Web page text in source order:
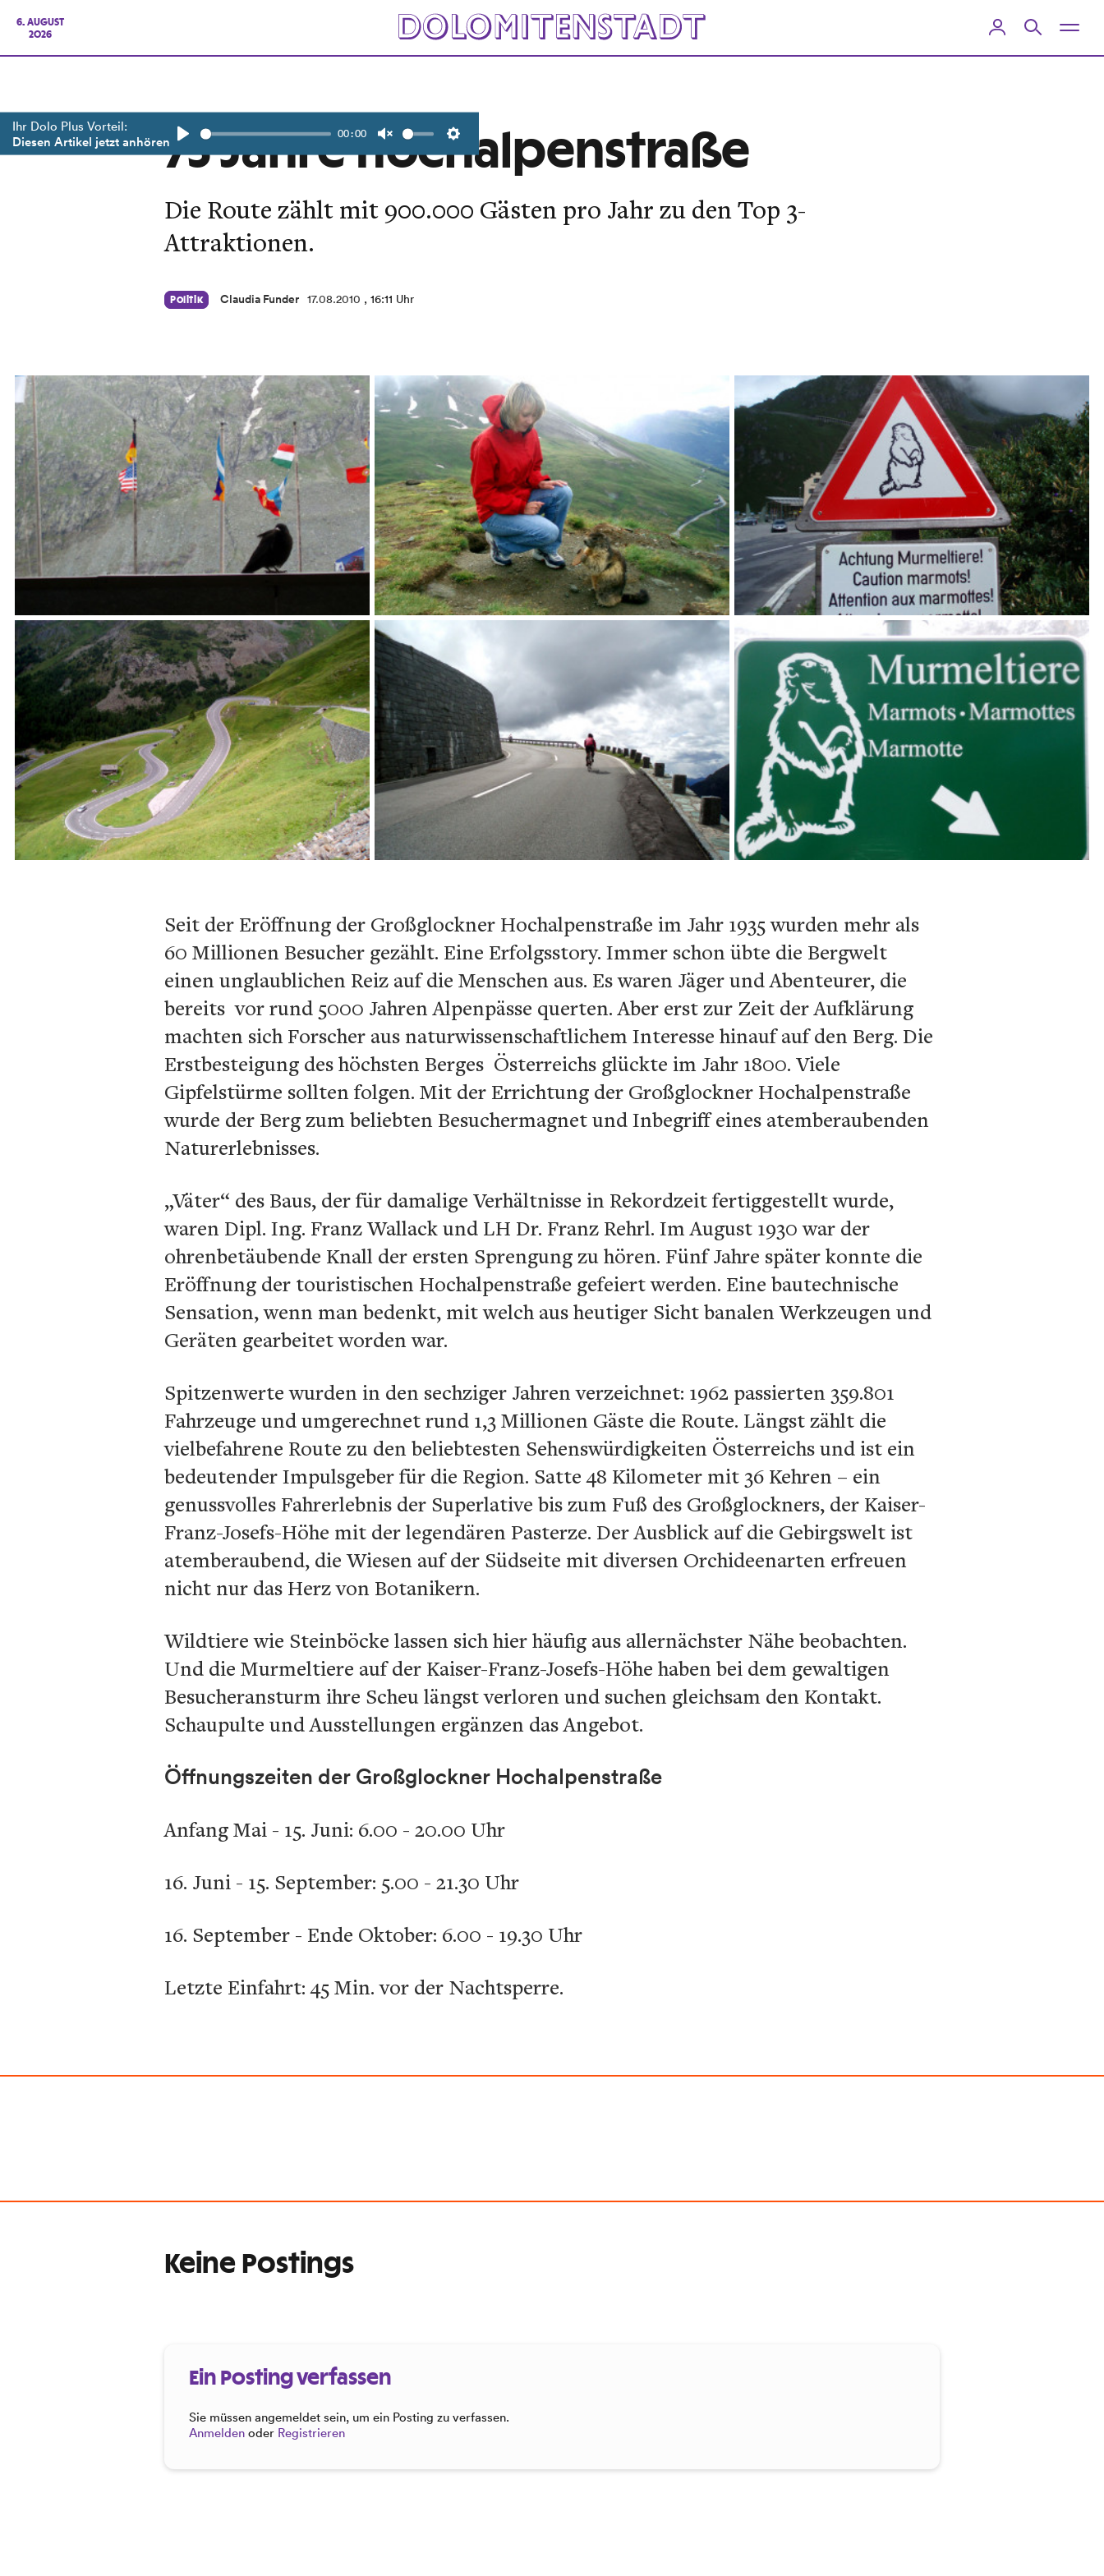
6. AUGUST
2026
Ihr Dolo Plus Vorteil:
Diesen Artikel jetzt anhören
Play
00:00
Unmute Settings
75 Jahre Hochalpenstraße
Die Route zählt mit 900.000 Gästen pro Jahr zu den Top 3-
Attraktionen.
Politik Claudia Funder 17.08.2010 , 16:11 Uhr
Seit der Eröffnung der Großglockner Hochalpenstraße im Jahr 1935 wurden mehr als
60 Millionen Besucher gezählt. Eine Erfolgsstory. Immer schon übte die Bergwelt
einen unglaublichen Reiz auf die Menschen aus. Es waren Jäger und Abenteurer, die
bereits vor rund 5000 Jahren Alpenpässe querten. Aber erst zur Zeit der Aufklärung
machten sich Forscher aus naturwissenschaftlichem Interesse hinauf auf den Berg. Die
Erstbesteigung des höchsten Berges Österreichs glückte im Jahr 1800. Viele
Gipfelstürme sollten folgen. Mit der Errichtung der Großglockner Hochalpenstraße
wurde der Berg zum beliebten Besuchermagnet und Inbegriff eines atemberaubenden
Naturerlebnisses.
„Väter“ des Baus, der für damalige Verhältnisse in Rekordzeit fertiggestellt wurde,
waren Dipl. Ing. Franz Wallack und LH Dr. Franz Rehrl. Im August 1930 war der
ohrenbetäubende Knall der ersten Sprengung zu hören. Fünf Jahre später konnte die
Eröffnung der touristischen Hochalpenstraße gefeiert werden. Eine bautechnische
Sensation, wenn man bedenkt, mit welch aus heutiger Sicht banalen Werkzeugen und
Geräten gearbeitet worden war.
Spitzenwerte wurden in den sechziger Jahren verzeichnet: 1962 passierten 359.801
Fahrzeuge und umgerechnet rund 1,3 Millionen Gäste die Route. Längst zählt die
vielbefahrene Route zu den beliebtesten Sehenswürdigkeiten Österreichs und ist ein
bedeutender Impulsgeber für die Region. Satte 48 Kilometer mit 36 Kehren – ein
genussvolles Fahrerlebnis der Superlative bis zum Fuß des Großglockners, der Kaiser-
Franz-Josefs-Höhe mit der legendären Pasterze. Der Ausblick auf die Gebirgswelt ist
atemberaubend, die Wiesen auf der Südseite mit diversen Orchideenarten erfreuen
nicht nur das Herz von Botanikern.
Wildtiere wie Steinböcke lassen sich hier häufig aus allernächster Nähe beobachten.
Und die Murmeltiere auf der Kaiser-Franz-Josefs-Höhe haben bei dem gewaltigen
Besucheransturm ihre Scheu längst verloren und suchen gleichsam den Kontakt.
Schaupulte und Ausstellungen ergänzen das Angebot.
Öffnungszeiten der Großglockner Hochalpenstraße
Anfang Mai - 15. Juni: 6.00 - 20.00 Uhr
16. Juni - 15. September: 5.00 - 21.30 Uhr
16. September - Ende Oktober: 6.00 - 19.30 Uhr
Letzte Einfahrt: 45 Min. vor der Nachtsperre.
Keine Postings
Ein Posting verfassen
Sie müssen angemeldet sein, um ein Posting zu verfassen.
Anmelden oder Registrieren